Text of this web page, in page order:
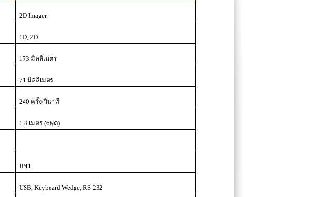
2D Imager
1D,2D
173 มิลลิเมตร
71 มิลลิเมตร
240 ครั้ง/วินาที
1.8 เมตร (6ฟุต)
IP41
USB, Keyboard Wedge, RS-232